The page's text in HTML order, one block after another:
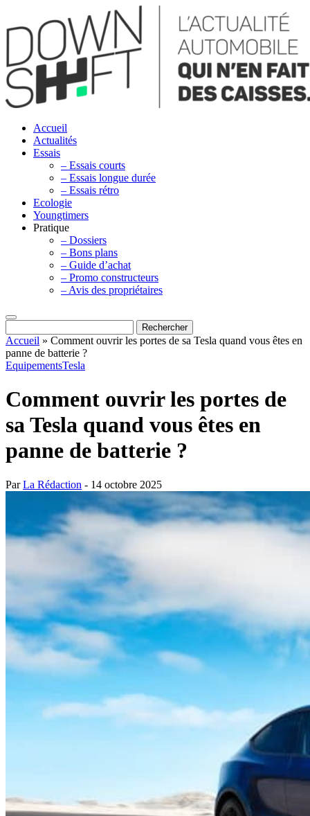
Accueil
Actualités
Essais
– Essais courts
– Essais longue durée
– Essais rétro
Ecologie
Youngtimers
Pratique
– Dossiers
– Bons plans
– Guide d’achat
– Promo constructeurs
– Avis des propriétaires
Accueil » Comment ouvrir les portes de sa Tesla quand vous êtes en
panne de batterie ?
EquipementsTesla
Comment ouvrir les portes de
sa Tesla quand vous êtes en
panne de batterie ?
ParLa Rédaction - 14 octobre 2025